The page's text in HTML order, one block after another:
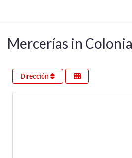
Mercerías in Colonia
Dirección